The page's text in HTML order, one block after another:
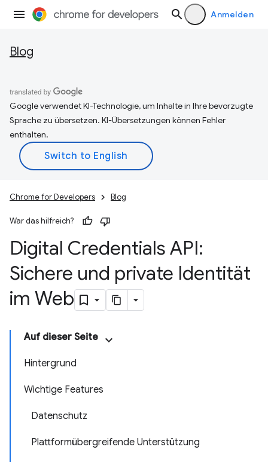
Anmelden
Blog
Google verwendet KI-Technologie, um Inhalte in Ihre bevorzugte
Sprache zu übersetzen. KI-Übersetzungen können Fehler
enthalten.
Chrome for Developers Blog
War das hilfreich?
Digital Credentials API:
Sichere und private Identität
im Web
Auf dieser Seite
Hintergrund
Wichtige Features
Datenschutz
Plattformübergreifende Unterstützung